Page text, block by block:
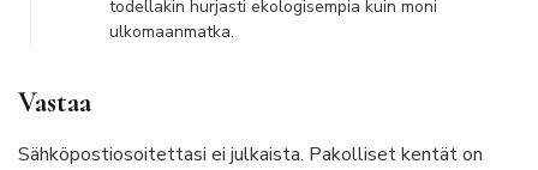
todellakin hurjasti ekologisempia kuin moni
ulkomaanmatka.
Vastaa
Sähköpostiosoitettasi ei julkaista. Pakolliset kentät on